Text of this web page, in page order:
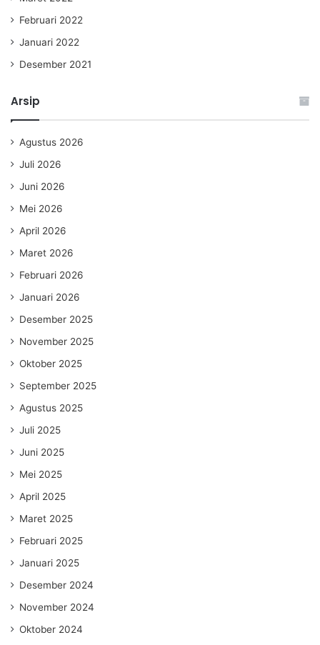
Februari 2022
Januari 2022
Desember 2021
Arsip
Agustus 2026
Juli 2026
Juni 2026
Mei 2026
April 2026
Maret 2026
Februari 2026
Januari 2026
Desember 2025
November 2025
Oktober 2025
September 2025
Agustus 2025
Juli 2025
Juni 2025
Mei 2025
April 2025
Maret 2025
Februari 2025
Januari 2025
Desember 2024
November 2024
Oktober 2024